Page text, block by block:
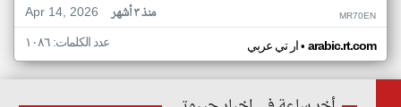
Apr 14, 2026
منذ ٣ أشهر MR70EN
ار تي عربي• arabic.rt.com عدد الكلمات: ١٠٨٦